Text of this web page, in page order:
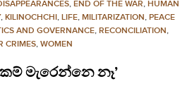
, END OF THE WAR, HUMAN
, KILINOCHCHI, LIFE, MILITARIZATION, PEACE
AND GOVERNANCE, RECONCILIATION,
CRIMES, WOMEN
මැරෙන්නෙ නෑ’